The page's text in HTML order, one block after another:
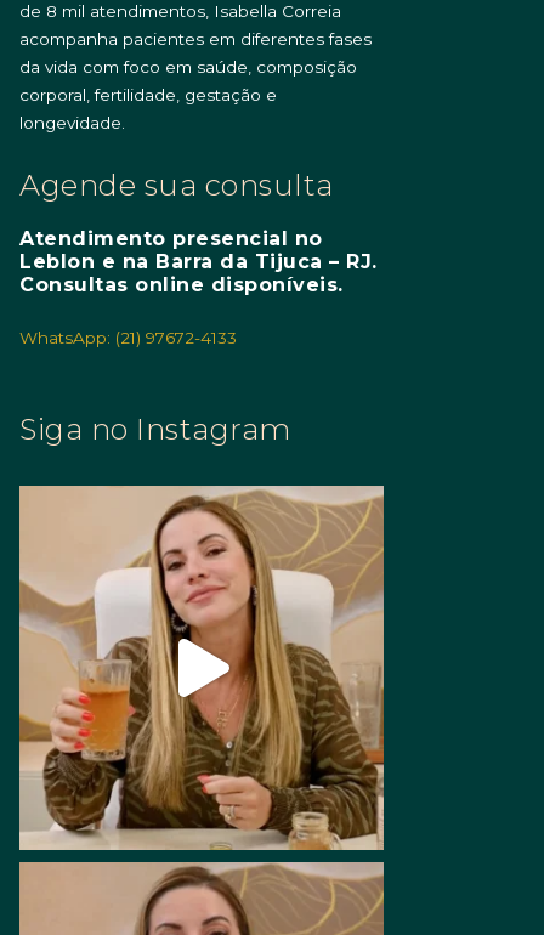
de 8 mil atendimentos, Isabella Correia
acompanha pacientes em diferentes fases
da vida com foco em saúde, composição
corporal, fertilidade, gestação e
longevidade.
Agende sua consulta
Atendimento presencial no
Leblon e na Barra da Tijuca – RJ.
Consultas online disponíveis.
WhatsApp: (21) 97672-4133
Siga no Instagram